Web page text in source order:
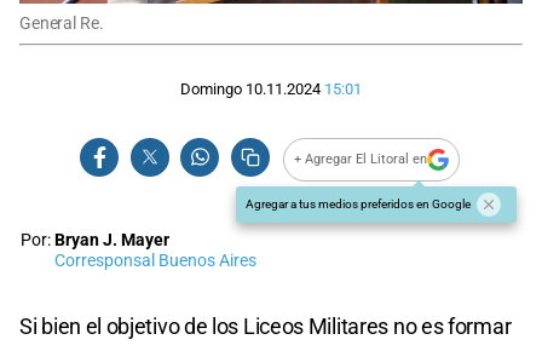
General Re.
Domingo 10.11.2024 15:01
+ Agregar El Litoral en
Agregar a tus medios preferidos en Google
Por:Bryan J. Mayer
Corresponsal Buenos Aires
Si bien el objetivo de los Liceos Militares no es formar